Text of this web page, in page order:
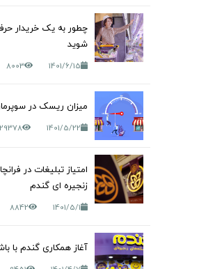
چطور به یک خریدار
شوید
1401/6/15
8003
میزان ریسک در
1401/5/22
29378
امتیاز تبلیغات در
زنجیره ای گندم
1401/5/1
8842
آغاز همکاری گندم با